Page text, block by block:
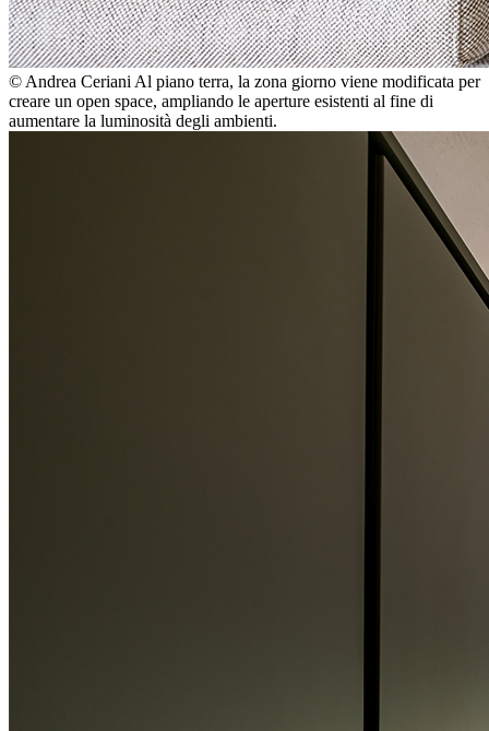
© Andrea Ceriani Al piano terra, la zona giorno viene modificata per
creare un open space, ampliando le aperture esistenti al fine di
aumentare la luminosità degli ambienti.